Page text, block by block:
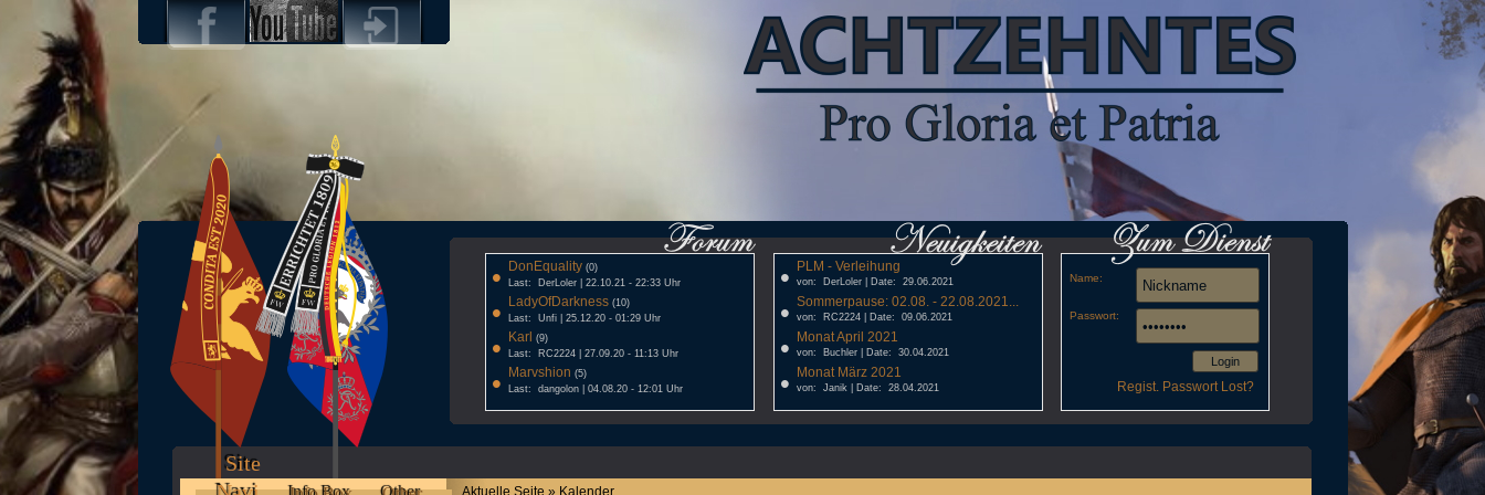
• DonEquality(0)
Last: DerLoler | 22.10.21 - 22:33 Uhr
• LadyOfDarkness(10)
Last: Unfi | 25.12.20 - 01:29 Uhr
• Karl (9)
Last: RC2224 | 27.09.20 - 11:13 Uhr
• Marvshion (5)
Last: dangolon | 04.08.20 - 12:01 Uhr
• PLM - Verleihung
von: DerLoler | Date: 29.06.2021
• Sommerpause: 02.08. - 22.08.2021...
von: RC2224 | Date: 09.06.2021
• Monat April 2021
von: Buchler | Date: 30.04.2021
• Monat März 2021
von: Janik | Date: 28.04.2021
Name:
Passwort:
Login
Regist. Passwort Lost?
Site
Aktuelle Seite » Kalender